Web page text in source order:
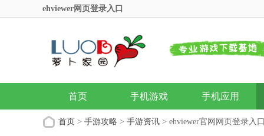
ehviewer网页登录入口
首页 手机游戏 手机应用
首页 > 手游攻略 > 手游资讯 > ehviewer官网网页登录入